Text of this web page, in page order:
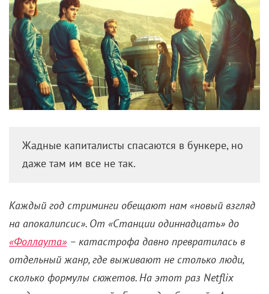
Жадные капиталисты спасаются в бункере, но
даже там им все не так.
Каждый год стриминги обещают нам «новый взгляд
на апокалипсис». От «Станции одиннадцать» до
«Фоллаута» – катастрофа давно превратилась в
отдельный жанр, где выживают не столько люди,
сколько формулы сюжетов. На этот раз Netflix